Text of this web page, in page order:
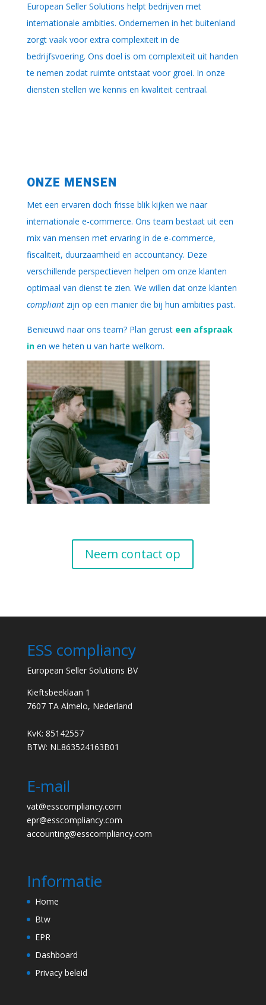
European Seller Solutions helpt bedrijven met
internationale ambities. Ondernemen in het buitenland
zorgt vaak voor extra complexiteit in de
bedrijfsvoering. Ons doel is om complexiteit uit handen
te nemen zodat ruimte ontstaat voor groei. In onze
diensten stellen we kennis en kwaliteit centraal.
ONZE MENSEN
Met een ervaren doch frisse blik kijken we naar
internationale e-commerce. Ons team bestaat uit een
mix van mensen met ervaring in de e-commerce,
fiscaliteit, duurzaamheid en accountancy. Deze
verschillende perspectieven helpen om onze klanten
optimaal van dienst te zien. We willen dat onze klanten
compliant zijn op een manier die bij hun ambities past.
Benieuwd naar ons team? Plan gerust een afspraak
inen we heten u van harte welkom.
Neem contact op
ESS compliancy
European Seller Solutions BV
Kieftsbeeklaan 1
7607 TA Almelo, Nederland
KvK: 85142557
BTW: NL863524163B01
E-mail
vat@esscompliancy.com
epr@esscompliancy.com
accounting@esscompliancy.com
Informatie
Home
Btw
EPR
Dashboard
Privacy beleid